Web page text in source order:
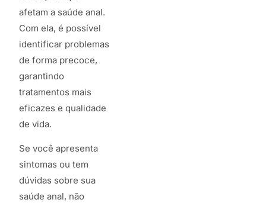
afetam a saúde anal.
Com ela, é possível
identificar problemas
de forma precoce,
garantindo
tratamentos mais
eficazes e qualidade
de vida.
Se você apresenta
sintomas ou tem
dúvidas sobre sua
saúde anal, não